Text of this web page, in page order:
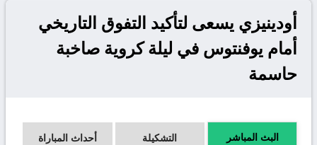
أودينيزي يسعى لتأكيد التفوق التاريخي
أمام يوفنتوس في ليلة كروية صاخبة
حاسمة
البث المباشر التشكيلة أحداث المباراة